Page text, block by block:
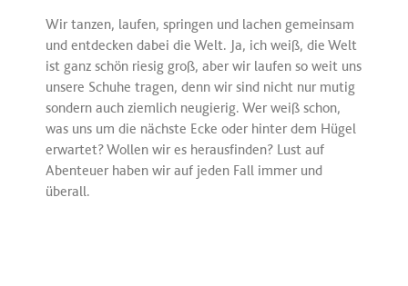
Wir tanzen, laufen, springen und lachen gemeinsam
und entdecken dabei die Welt. Ja, ich weiß, die Welt
ist ganz schön riesig groß, aber wir laufen so weit uns
unsere Schuhe tragen, denn wir sind nicht nur mutig
sondern auch ziemlich neugierig. Wer weiß schon,
was uns um die nächste Ecke oder hinter dem Hügel
erwartet? Wollen wir es herausfinden? Lust auf
Abenteuer haben wir auf jeden Fall immer und
überall.